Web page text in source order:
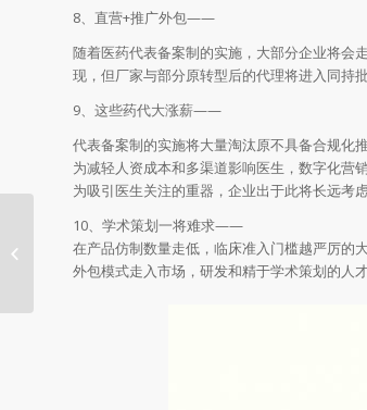
8、直营+推广外包——
随着医药代表备案制的实施，大部分企业将会
现，但厂家与部分原转型后的代理将进入同持
9、这些药代大涨薪——
代表备案制的实施将大量淘汰原不具备合规化
为减轻人资成本和多渠道影响医生，数字化营
为吸引医生关注的重器，企业出于此将长远考
10、学术策划一将难求——
在产品仿制数量走低，临床准入门槛越严厉的
外包模式走入市场，研发和精于学术策划的人
医改强基层关键在于放开与搞活